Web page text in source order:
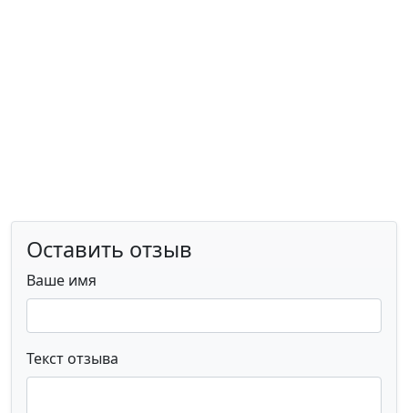
Оставить отзыв
Ваше имя
Текст отзыва